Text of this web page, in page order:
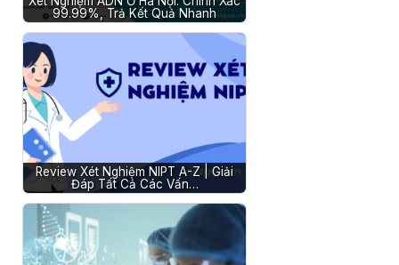
99.99%, Trả Kết Quả Nhanh
Review Xét Nghiệm NIPT A-Z | Giải
Đáp Tất Cả Các Vấn…